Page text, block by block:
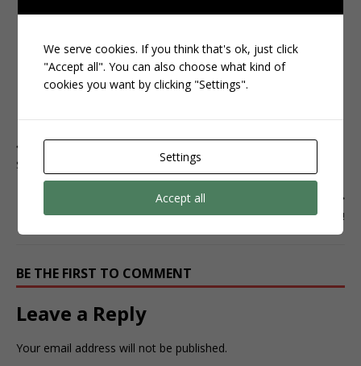
SITE ACESSAR
PREVIOUS
Seguidores e Curtidas TIKTOK
VIEWS STORIES DO INSTAGRAM GRÁTIS!
BE THE FIRST TO COMMENT
Leave a Reply
Your email address will not be published.
We serve cookies. If you think that's ok, just click
"Accept all". You can also choose what kind of
cookies you want by clicking "Settings".
Settings
Accept all